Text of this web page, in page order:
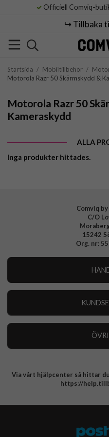
Officiell Comviq-
↪️ Tillbaka
Startsida / Mobiltillbehör /
Motorola Razr 50 Skärmskydd &
Motorola Razr 50
Kameraskydd
ALLA
Inga produkter hittades.
Comviq
C/O
15242
Org. nr:
Integritetspolicy
Via vårt hjälpcenter så hittar
https://